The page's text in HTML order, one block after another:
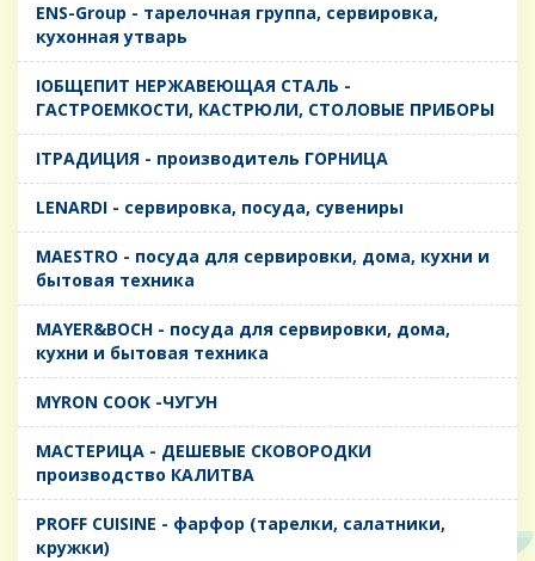
ENS-Group - тарелочная группа, сервировка,
кухонная утварь
IОБЩЕПИТ НЕРЖАВЕЮЩАЯ СТАЛЬ -
ГАСТРОЕМКОСТИ, КАСТРЮЛИ, СТОЛОВЫЕ ПРИБОРЫ
IТРАДИЦИЯ - производитель ГОРНИЦА
LENARDI - сервировка, посуда, сувениры
MAESTRO - посуда для сервировки, дома, кухни и
бытовая техника
MAYER&BOCH - посуда для сервировки, дома,
кухни и бытовая техника
MYRON COOK -ЧУГУН
MАСТЕРИЦА - ДЕШЕВЫЕ СКОВОРОДКИ
производство КАЛИТВА
PROFF CUISINE - фарфор (тарелки, салатники,
кружки)